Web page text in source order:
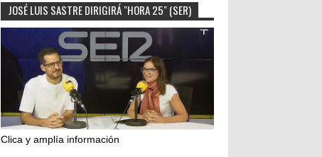
JOSÉ LUIS SASTRE DIRIGIRÁ "HORA 25" (SER)
Clica y amplía información